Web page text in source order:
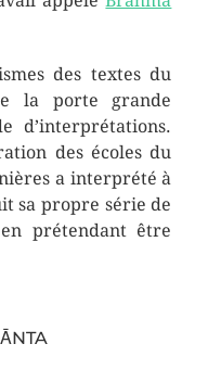
des textes du
la porte grande
d’interprétations.
des écoles du
a interprété à
sa propre série de
prétendant être